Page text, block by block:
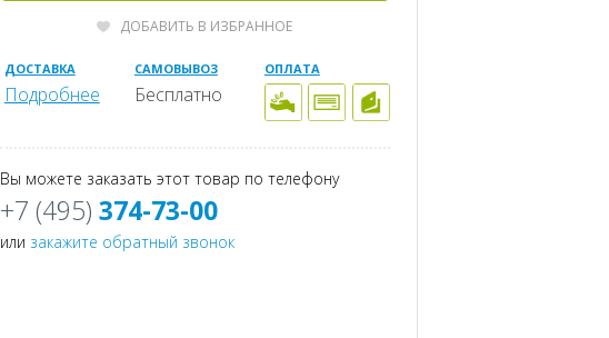
ДОБАВИТЬ В ИЗБРАННОЕ
ДОСТАВКА
Подробнее
САМОВЫВОЗ
Бесплатно
ОПЛАТА
Вы можете заказать этот товар по телефону
+7 (495) 374-73-00
или закажите обратный звонок